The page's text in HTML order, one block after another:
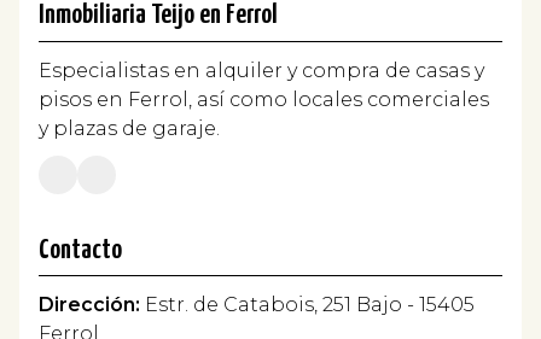
Inmobiliaria Teijo en Ferrol
Especialistas en alquiler y compra de casas y
pisos en Ferrol, así como locales comerciales
y plazas de garaje.
Contacto
Dirección: Estr. de Catabois, 251 Bajo - 15405
Ferrol